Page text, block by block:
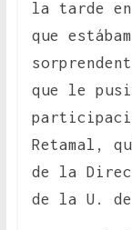
la tarde
que
que le
Retamal,
de la
de la U.